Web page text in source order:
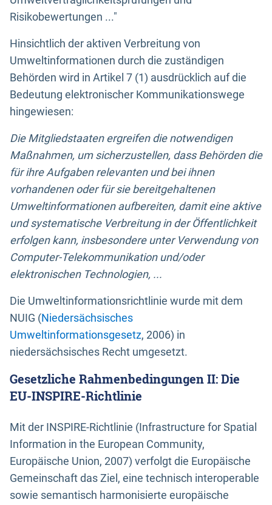
Risikobewertungen ..."
Hinsichtlich der aktiven Verbreitung von
Umweltinformationen durch die zuständigen
Behörden wird in Artikel 7 (1) ausdrücklich auf die
Bedeutung elektronischer Kommunikationswege
hingewiesen:
Die Mitgliedstaaten ergreifen die notwendigen
Maßnahmen, um sicherzustellen, dass Behörden die
für ihre Aufgaben relevanten und bei ihnen
vorhandenen oder für sie bereitgehaltenen
Umweltinformationen aufbereiten, damit eine aktive
und systematische Verbreitung in der Öffentlichkeit
erfolgen kann, insbesondere unter Verwendung von
Computer-Telekommunikation und/oder
elektronischen Technologien, ...
Die Umweltinformationsrichtlinie wurde mit dem
NUIG (Niedersächsisches
Umweltinformationsgesetz, 2006) in
niedersächsisches Recht umgesetzt.
Gesetzliche Rahmenbedingungen II: Die
EU-INSPIRE-Richtlinie
Mit der INSPIRE-Richtlinie (Infrastructure for Spatial
Information in the European Community,
Europäische Union, 2007) verfolgt die Europäische
Gemeinschaft das Ziel, eine technisch interoperable
sowie semantisch harmonisierte europäische